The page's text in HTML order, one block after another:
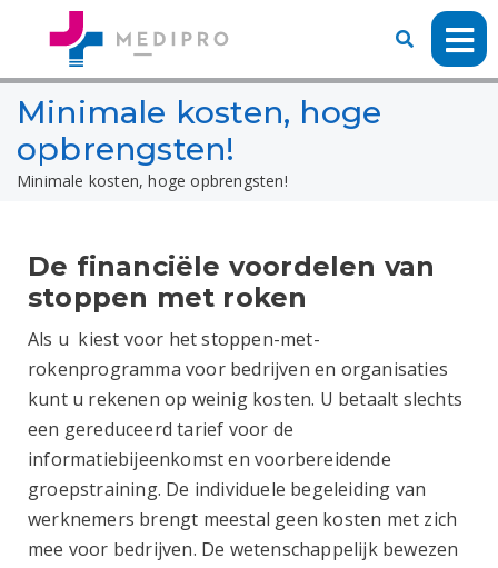
Minimale kosten, hoge
opbrengsten!
Minimale kosten, hoge opbrengsten!
De financiële voordelen van
stoppen met roken
Als u kiest voor het stoppen-met-
rokenprogramma voor bedrijven en organisaties
kunt u rekenen op weinig kosten. U betaalt slechts
een gereduceerd tarief voor de
informatiebijeenkomst en voorbereidende
groepstraining. De individuele begeleiding van
werknemers brengt meestal geen kosten met zich
mee voor bedrijven. De wetenschappelijk bewezen